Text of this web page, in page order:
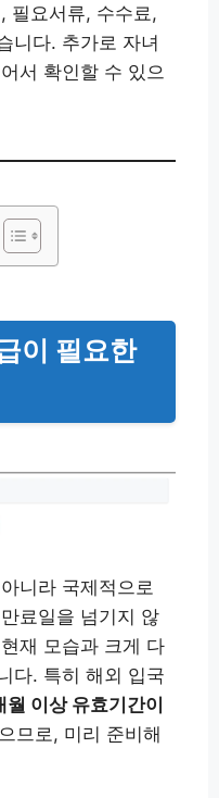
필요서류, 수수료,
니다. 추가로 자녀
서 확인할 수 있으
이 필요한
니라 국제적으로
료일을 넘기지 않
재 모습과 크게 다
다. 특히 해외 입국
월 이상 유효기간이
므로, 미리 준비해